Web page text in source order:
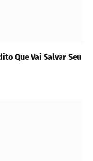
Que Vai Salvar Seu